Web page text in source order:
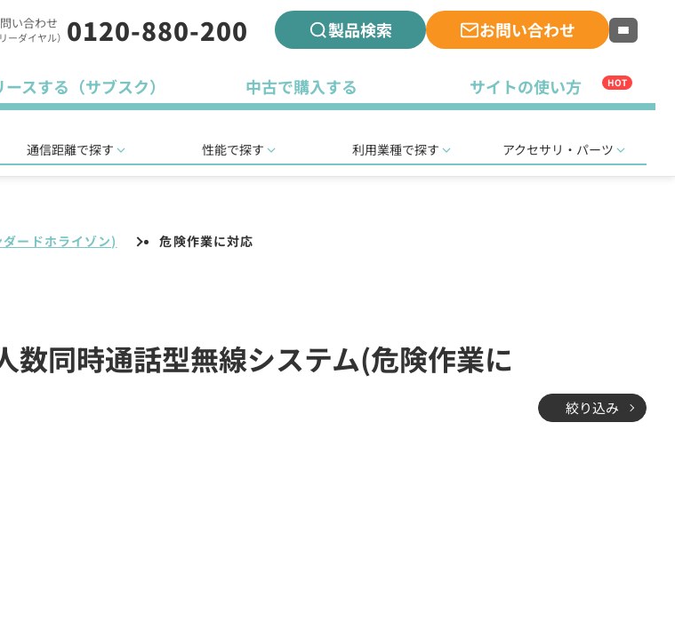
い合わせ
ーダイヤル） 0120-880-200 製品検索 お問い合わせ
ースする（サブスク） 中古で購入する サイトの使い方 HOT
通信距離で探す 性能で探す 利用業種で探す アクセサリ・パーツ
ードホライゾン) 危険作業に対応
数同時通話型無線システム(危険作業に
絞り込み